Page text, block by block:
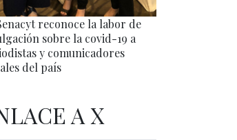
reconoce la labor de
sobre la covid-19 a
y comunicadores
del país
A X